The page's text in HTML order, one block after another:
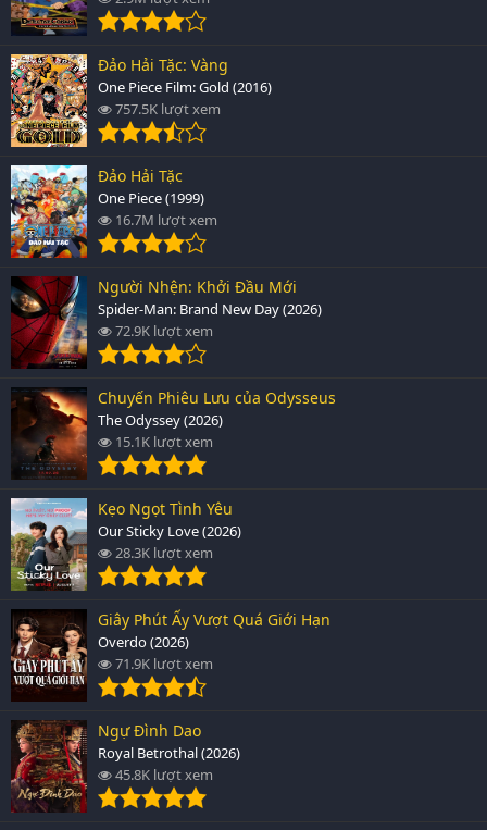
Đảo Hải Tặc: Vàng
One Piece Film: Gold (2016)
757.5K lượt xem
Đảo Hải Tặc
One Piece (1999)
16.7M lượt xem
Người Nhện: Khởi Đầu Mới
Spider-Man: Brand New Day (2026)
72.9K lượt xem
Chuyến Phiêu Lưu của Odysseus
The Odyssey (2026)
15.1K lượt xem
Kẹo Ngọt Tình Yêu
Our Sticky Love (2026)
28.3K lượt xem
Giây Phút Ấy Vượt Quá Giới Hạn
Overdo (2026)
71.9K lượt xem
Ngự Đình Dao
Royal Betrothal (2026)
45.8K lượt xem